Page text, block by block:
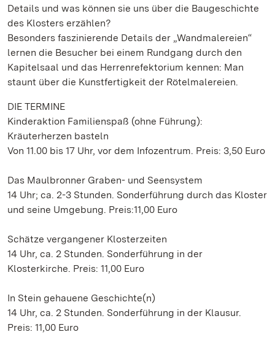
Details und was können sie uns über die Baugeschichte
des Klosters erzählen?
Besonders faszinierende Details der „Wandmalereien“
lernen die Besucher bei einem Rundgang durch den
Kapitelsaal und das Herrenrefektorium kennen: Man
staunt über die Kunstfertigkeit der Rötelmalereien.
DIE TERMINE
Kinderaktion Familienspaß (ohne Führung):
Kräuterherzen basteln
Von 11.00 bis 17 Uhr, vor dem Infozentrum. Preis: 3,50 Euro
Das Maulbronner Graben- und Seensystem
14 Uhr; ca. 2-3 Stunden. Sonderführung durch das Kloster
und seine Umgebung. Preis:11,00 Euro
Schätze vergangener Klosterzeiten
14 Uhr, ca. 2 Stunden. Sonderführung in der
Klosterkirche. Preis: 11,00 Euro
In Stein gehauene Geschichte(n)
14 Uhr, ca. 2 Stunden. Sonderführung in der Klausur.
Preis: 11,00 Euro